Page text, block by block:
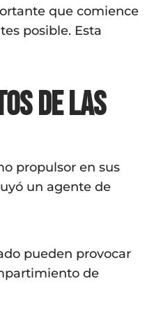
que comience
posible. Esta
de las
propulsor en sus
un agente de
pueden provocar
de